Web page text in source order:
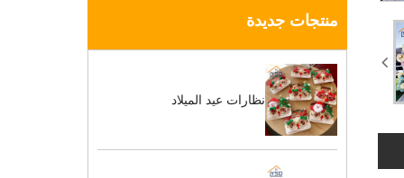
منتجات جديدة
نظارات عيد الميلاد